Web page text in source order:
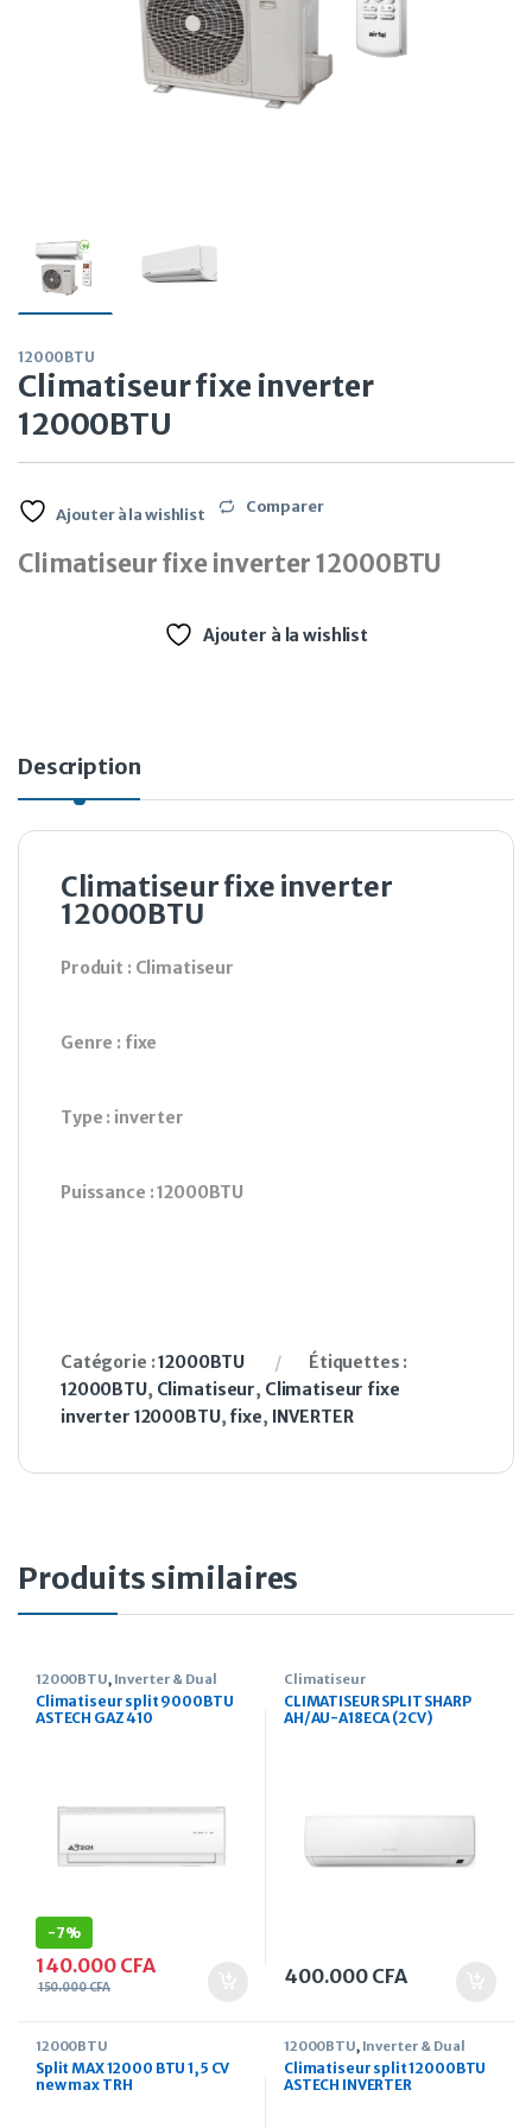
12000BTU
Climatiseur fixe inverter
12000BTU
Ajouter à la wishlist Comparer
Climatiseur fixe inverter 12000BTU
Ajouter à la wishlist
Description
Climatiseur fixe inverter
12000BTU
Produit : Climatiseur
Genre : fixe
Type : inverter
Puissance : 12000BTU
Catégorie :12000BTU
Étiquettes :
12000BTU, Climatiseur, Climatiseur fixe
inverter 12000BTU, fixe, INVERTER
Produits similaires
12000BTU, Inverter & Dual
Inverter
Climatiseur split 9000BTU
ASTECH GAZ 410
-7%
140.000 CFA
150.000CFA
Climatiseur
CLIMATISEUR SPLIT SHARP
AH/AU-A18ECA (2CV)
400.000 CFA
12000BTU
Split MAX 12000 BTU 1,5 CV
new max TRH
12000BTU, Inverter & Dual
Inverter
Climatiseur split 12000BTU
ASTECH INVERTER